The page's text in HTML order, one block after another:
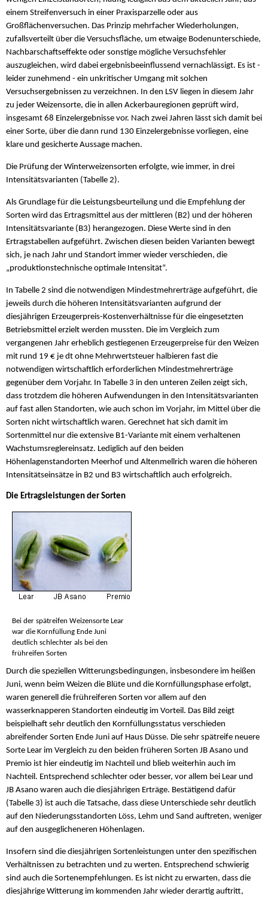
einem Streifenversuch in einer Praxisparzelle oder aus
Großflächenversuchen. Das Prinzip mehrfacher Wiederholungen,
zufallsverteilt über die Versuchsfläche, um etwaige Bodenunterschiede,
Nachbarschaftseffekte oder sonstige mögliche Versuchsfehler
auszugleichen, wird dabei ergebnisbeeinflussend vernachlässigt. Es ist -
leider zunehmend - ein unkritischer Umgang mit solchen
Versuchsergebnissen zu verzeichnen. In den LSV liegen in diesem Jahr
zu jeder Weizensorte, die in allen Ackerbauregionen geprüft wird,
insgesamt 68 Einzelergebnisse vor. Nach zwei Jahren lässt sich damit bei
einer Sorte, über die dann rund 130 Einzelergebnisse vorliegen, eine
klare und gesicherte Aussage machen.
Die Prüfung der Winterweizensorten erfolgte, wie immer, in drei
Intensitätsvarianten (Tabelle 2).
Als Grundlage für die Leistungsbeurteilung und die Empfehlung der
Sorten wird das Ertragsmittel aus der mittleren (B2) und der höheren
Intensitätsvariante (B3) herangezogen. Diese Werte sind in den
Ertragstabellen aufgeführt. Zwischen diesen beiden Varianten bewegt
sich, je nach Jahr und Standort immer wieder verschieden, die
„produktionstechnische optimale Intensität“.
In Tabelle 2 sind die notwendigen Mindestmehrerträge aufgeführt, die
jeweils durch die höheren Intensitätsvarianten aufgrund der
diesjährigen Erzeugerpreis-Kostenverhältnisse für die eingesetzten
Betriebsmittel erzielt werden mussten. Die im Vergleich zum
vergangenen Jahr erheblich gestiegenen Erzeugerpreise für den Weizen
mit rund 19 € je dt ohne Mehrwertsteuer halbieren fast die
notwendigen wirtschaftlich erforderlichen Mindestmehrerträge
gegenüber dem Vorjahr. In Tabelle 3 in den unteren Zeilen zeigt sich,
dass trotzdem die höheren Aufwendungen in den Intensitätsvarianten
auf fast allen Standorten, wie auch schon im Vorjahr, im Mittel über die
Sorten nicht wirtschaftlich waren. Gerechnet hat sich damit im
Sortenmittel nur die extensive B1-Variante mit einem verhaltenen
Wachstumsreglereinsatz. Lediglich auf den beiden
Höhenlagenstandorten Meerhof und Altenmellrich waren die höheren
Intensitätseinsätze in B2 und B3 wirtschaftlich auch erfolgreich.
Die Ertragsleistungen der Sorten
Bei der spätreifen Weizensorte Lear
war die Kornfüllung Ende Juni
deutlich schlechter als bei den
frühreifen Sorten
Durch die speziellen Witterungsbedingungen, insbesondere im heißen
Juni, wenn beim Weizen die Blüte und die Kornfüllungsphase erfolgt,
waren generell die frühreiferen Sorten vor allem auf den
wasserknapperen Standorten eindeutig im Vorteil. Das Bild zeigt
beispielhaft sehr deutlich den Kornfüllungsstatus verschieden
abreifender Sorten Ende Juni auf Haus Düsse. Die sehr spätreife neuere
Sorte Lear im Vergleich zu den beiden früheren Sorten JB Asano und
Premio ist hier eindeutig im Nachteil und blieb weiterhin auch im
Nachteil. Entsprechend schlechter oder besser, vor allem bei Lear und
JB Asano waren auch die diesjährigen Erträge. Bestätigend dafür
(Tabelle 3) ist auch die Tatsache, dass diese Unterschiede sehr deutlich
auf den Niederungsstandorten Löss, Lehm und Sand auftreten, weniger
auf den ausgeglicheneren Höhenlagen.
Insofern sind die diesjährigen Sortenleistungen unter den spezifischen
Verhältnissen zu betrachten und zu werten. Entsprechend schwierig
sind auch die Sortenempfehlungen. Es ist nicht zu erwarten, dass die
diesjährige Witterung im kommenden Jahr wieder derartig auftritt,